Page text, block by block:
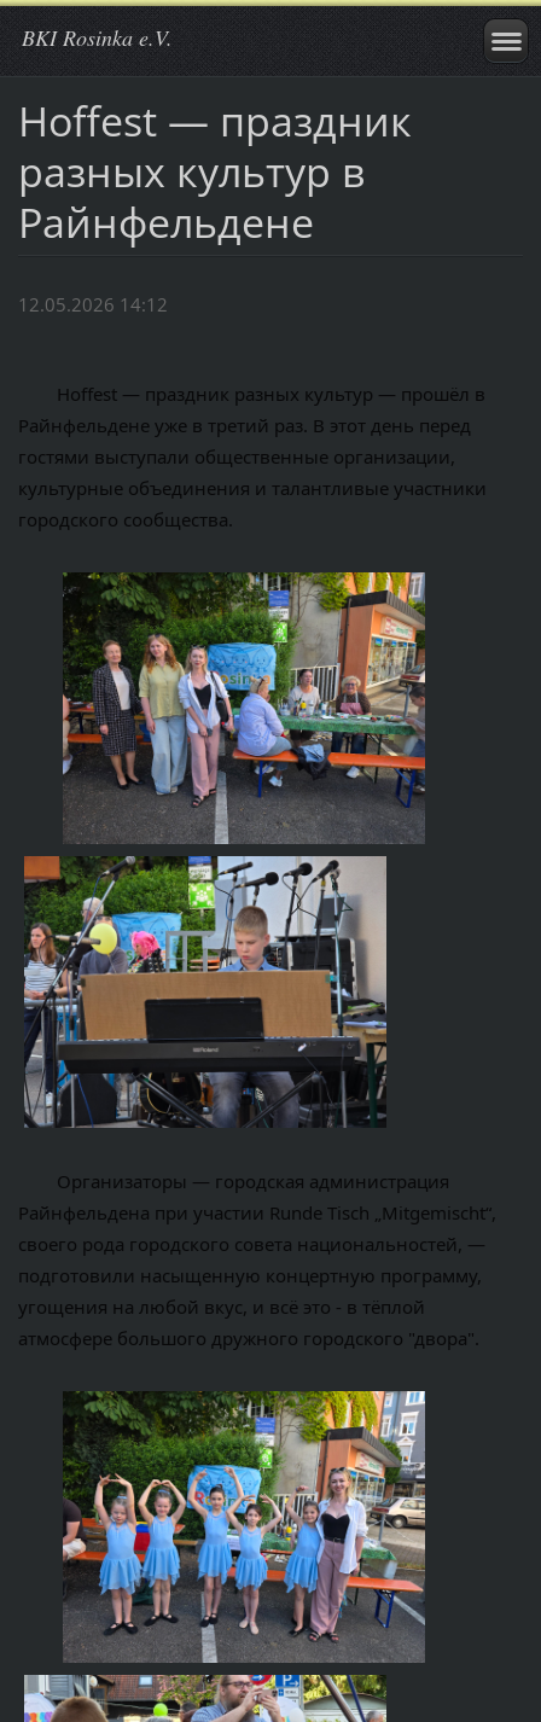
BKI Rosinka e.V.
Hoffest — праздник
разных культур в
Райнфельдене
12.05.2026 14:12
Райнфельдене уже в третий раз. В этот день перед
гостями выступали общественные организации,
культурные объединения и талантливые участники
городского сообщества.
Райнфельдена при участии Runde Tisch „Mitgemischt“,
своего рода городского совета национальностей, —
подготовили насыщенную концертную программу,
угощения на любой вкус, и всё это - в тёплой
атмосфере большого дружного городского "двора".